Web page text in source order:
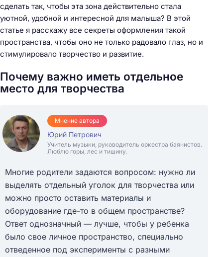
сделать так, чтобы эта зона действительно стала
уютной, удобной и интересной для малыша? В этой
статье я расскажу все секреты оформления такой
пространства, чтобы оно не только радовало глаз, но и
стимулировало творчество и развитие.
Почему важно иметь отдельное
место для творчества
Мнение автора
Юрий Петрович
Учитель музыки, руководитель оркестра баянистов.
Люблю горы, лес и тишину.
Многие родители задаются вопросом: нужно ли
выделять отдельный уголок для творчества или
можно просто оставить материалы и
оборудование где-то в общем пространстве?
Ответ однозначный — лучше, чтобы у ребенка
было свое личное пространство, специально
отведенное под эксперименты с разными